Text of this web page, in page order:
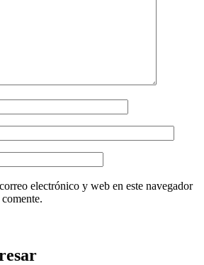
electrónico y web en este navegador